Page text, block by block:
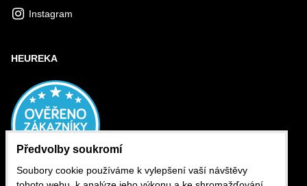
Instagram
HEUREKA
Předvolby soukromí
Soubory cookie používáme k vylepšení vaší návštěvy